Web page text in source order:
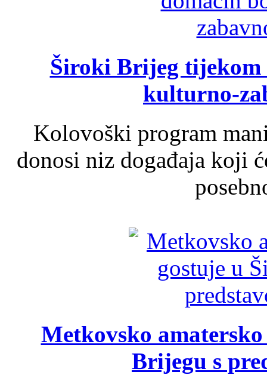
Široki Brijeg tijekom
kulturno-
Kolovoški program
donosi niz događaja koji
Metkovsko
Brijegu s